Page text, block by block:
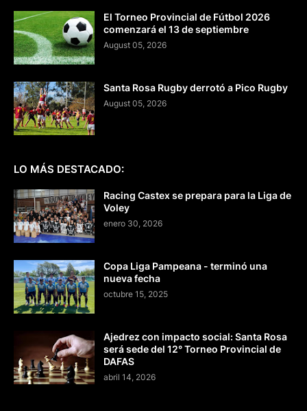
El Torneo Provincial de Fútbol 2026
comenzará el 13 de septiembre
August 05, 2026
Santa Rosa Rugby derrotó a Pico Rugby
August 05, 2026
LO MÁS DESTACADO:
Racing Castex se prepara para la Liga de
Voley
enero 30, 2026
Copa Liga Pampeana - terminó una
nueva fecha
octubre 15, 2025
Ajedrez con impacto social: Santa Rosa
será sede del 12° Torneo Provincial de
DAFAS
abril 14, 2026